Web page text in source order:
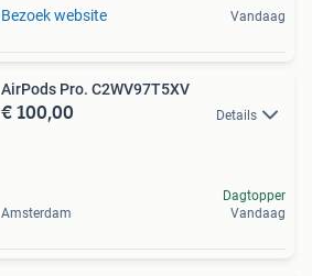
Bezoek website Vandaag
AirPods Pro. C2WV97T5XV
€ 100,00 Details
Amsterdam
Dagtopper
Vandaag